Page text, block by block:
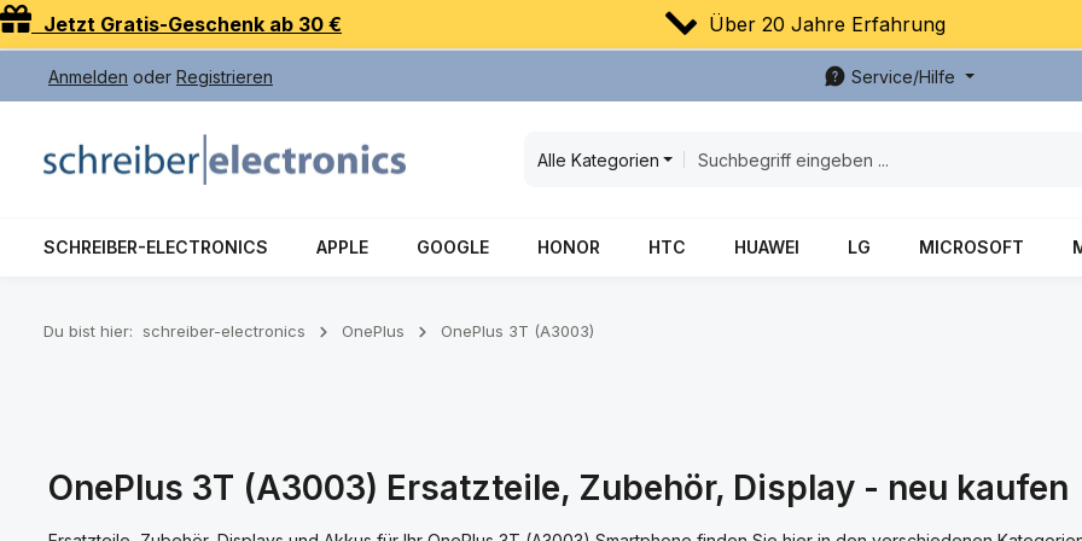
Hauptinhalt springen
Zur Suche springen
Zur Hauptnavigation springen
Jetzt Gratis-Geschenk ab 30 € Über 20 Jahre Erfahrung
Anmelden oder Registrieren Service/Hilfe
Alle Kategorien
SCHREIBER-ELECTRONICS APPLE GOOGLE HONOR HTC HUAWEI LG MICROSOFT
Du bist hier: schreiber-electronics OnePlus OnePlus 3T (A3003)
OnePlus 3T (A3003) Ersatzteile, Zubehör, Display - neu kaufen